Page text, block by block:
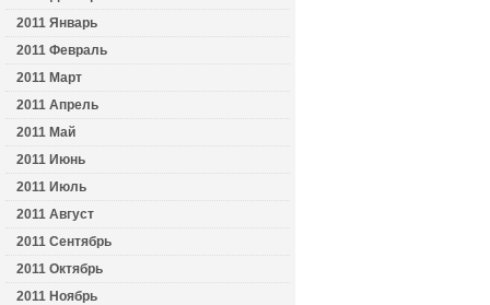
2011 Январь
2011 Февраль
2011 Март
2011 Апрель
2011 Май
2011 Июнь
2011 Июль
2011 Август
2011 Сентябрь
2011 Октябрь
2011 Ноябрь